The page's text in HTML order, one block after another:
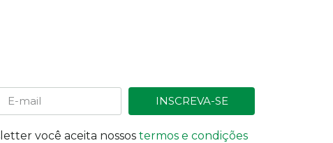
INSCREVA-SE
você aceita nossos termos e condições